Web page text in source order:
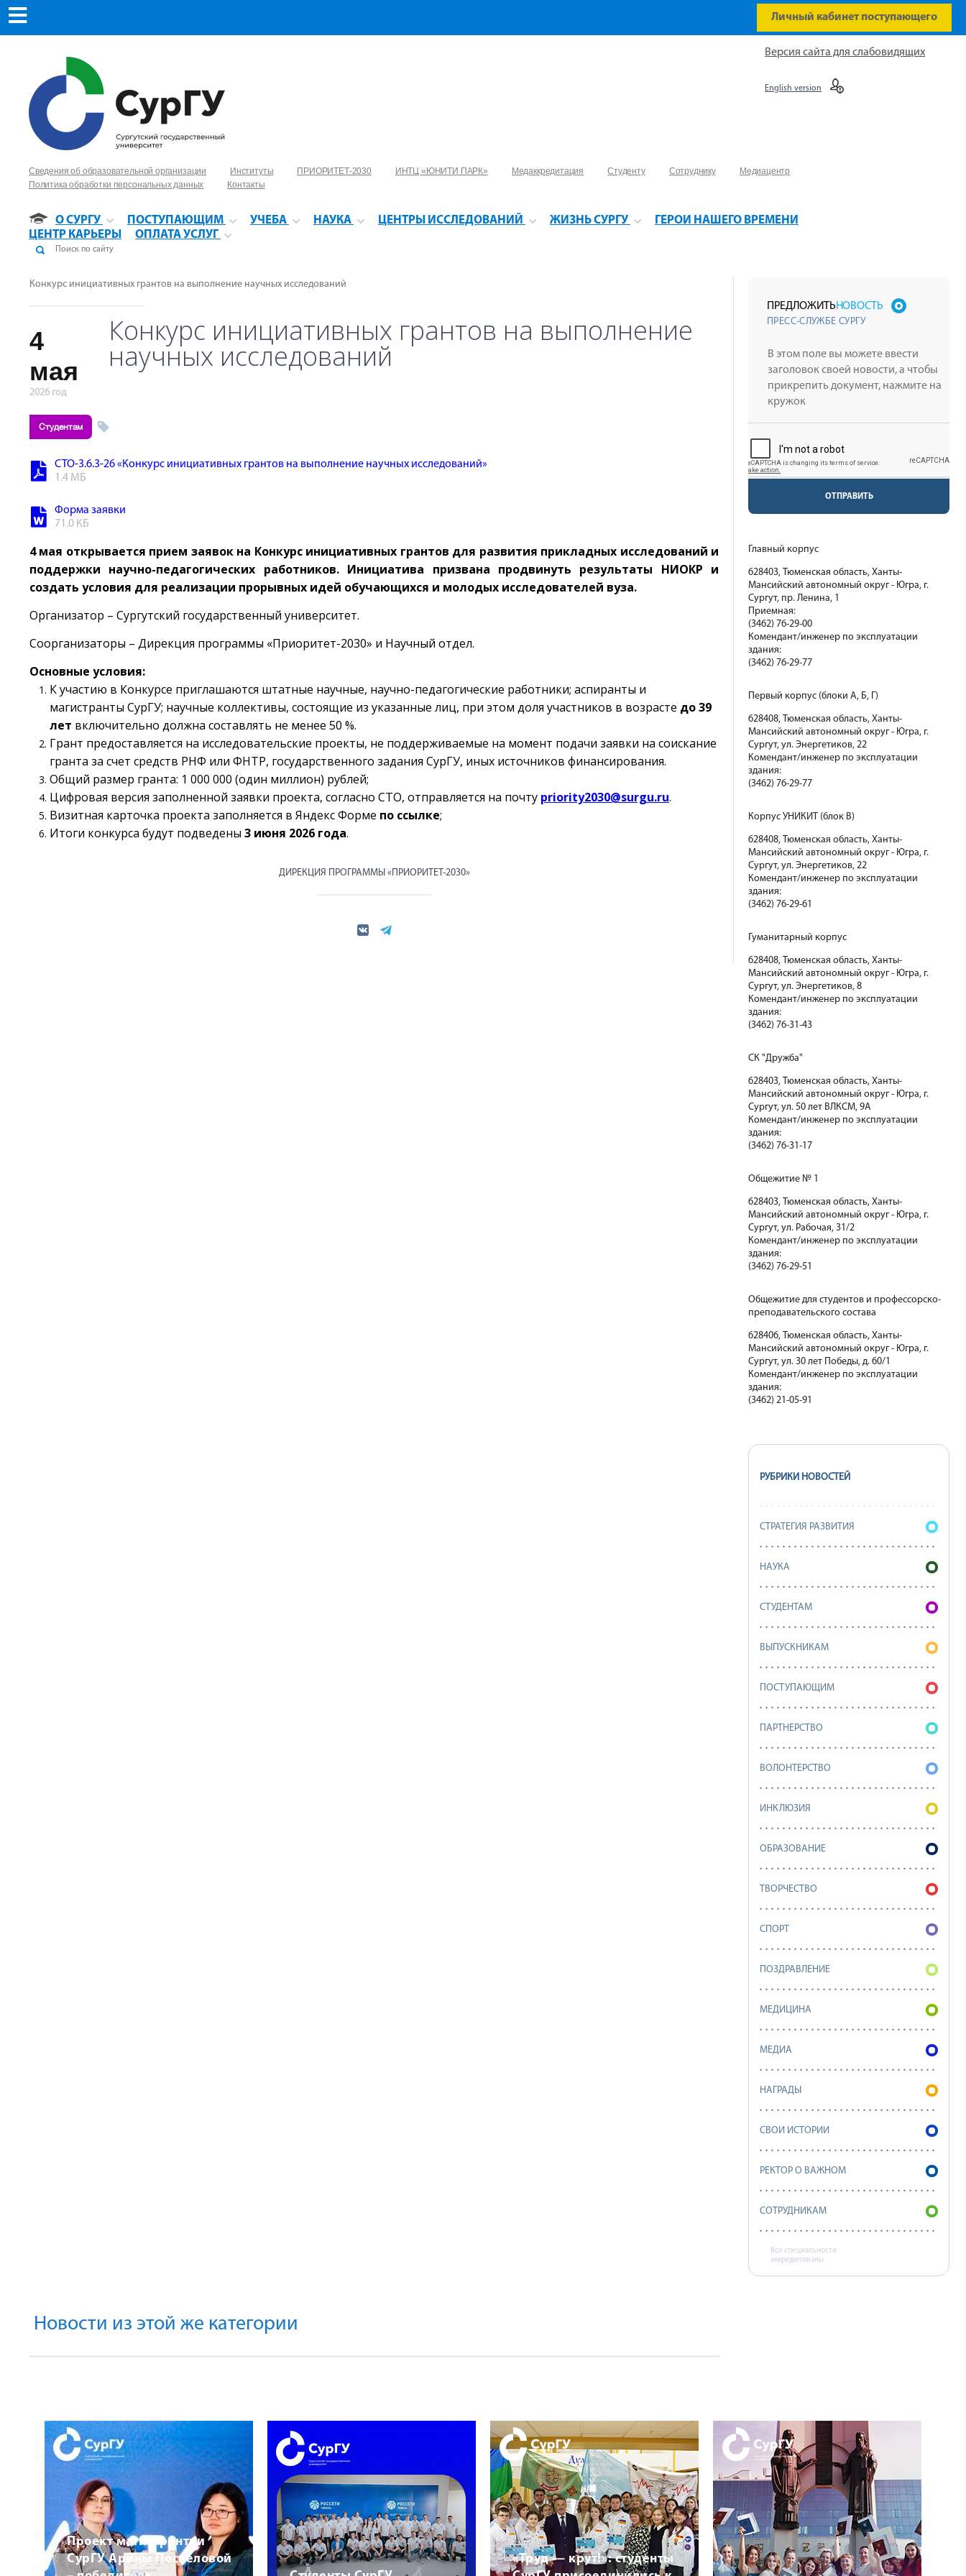
Личный кабинет поступающего
Сведения об образовательной организации Институты ПРИОРИТЕТ-2030 ИНТЦ «ЮНИТИ ПАРК» Медаккредитация Студенту Сотруднику
Медиацентр
Политика обработки персональных данных
Контакты
О СУРГУ ПОСТУПАЮЩИМ УЧЕБА НАУКА ЦЕНТРЫ ИССЛЕДОВАНИЙ ЖИЗНЬ СУРГУ
ГЕРОИ НАШЕГО ВРЕМЕНИ
ЦЕНТР КАРЬЕРЫ
ОПЛАТА УСЛУГ
Версия сайта для слабовидящих
English version
Конкурс инициативных грантов на выполнение научных исследований
4
мая
2026 год
Конкурс инициативных грантов на выполнение
научных исследований
Студентам
СТО-3.6.3-26 «Конкурс инициативных грантов на выполнение научных исследований»
1.4 МБ
Форма заявки
71.0 КБ
4 мая открывается прием заявок на Конкурс инициативных грантов для развития прикладных исследований и
поддержки научно-педагогических работников. Инициатива призвана продвинуть результаты НИОКР и
создать условия для реализации прорывных идей обучающихся и молодых исследователей вуза.
Организатор – Сургутский государственный университет.
Соорганизаторы – Дирекция программы «Приоритет-2030» и Научный отдел.
Основные условия:
К участию в Конкурсе приглашаются штатные научные, научно-педагогические работники; аспиранты и
магистранты СурГУ; научные коллективы, состоящие из указанные лиц, при этом доля участников в возрасте до 39
лет включительно должна составлять не менее 50 %.
Грант предоставляется на исследовательские проекты, не поддерживаемые на момент подачи заявки на соискание
гранта за счет средств РНФ или ФНТР, государственного задания СурГУ, иных источников финансирования.
Общий размер гранта: 1 000 000 (один миллион) рублей;
Цифровая версия заполненной заявки проекта, согласно СТО, отправляется на почту priority2030@surgu.ru.
Визитная карточка проекта заполняется в Яндекс Форме по ссылке;
Итоги конкурса будут подведены 3 июня 2026 года.
ДИРЕКЦИЯ ПРОГРАММЫ «ПРИОРИТЕТ-2030»
ПРЕДЛОЖИТЬНОВОСТЬ
ПРЕСС-СЛУЖБЕ СУРГУ
ОТПРАВИТЬ
Главный корпус
628403, Тюменская область, Ханты-
Мансийский автономный округ - Югра, г.
Сургут, пр. Ленина, 1
Приемная:
(3462) 76-29-00
Комендант/инженер по эксплуатации
здания:
(3462) 76-29-77
Первый корпус (блоки А, Б, Г)
628408, Тюменская область, Ханты-
Мансийский автономный округ - Югра, г.
Сургут, ул. Энергетиков, 22
Комендант/инженер по эксплуатации
здания:
(3462) 76-29-77
Корпус УНИКИТ (блок В)
628408, Тюменская область, Ханты-
Мансийский автономный округ - Югра, г.
Сургут, ул. Энергетиков, 22
Комендант/инженер по эксплуатации
здания:
(3462) 76-29-61
Гуманитарный корпус
628408, Тюменская область, Ханты-
Мансийский автономный округ - Югра, г.
Сургут, ул. Энергетиков, 8
Комендант/инженер по эксплуатации
здания:
(3462) 76-31-43
СК "Дружба"
628403, Тюменская область, Ханты-
Мансийский автономный округ - Югра, г.
Сургут, ул. 50 лет ВЛКСМ, 9А
Комендант/инженер по эксплуатации
здания:
(3462) 76-31-17
Общежитие № 1
628403, Тюменская область, Ханты-
Мансийский автономный округ - Югра, г.
Сургут, ул. Рабочая, 31/2
Комендант/инженер по эксплуатации
здания:
(3462) 76-29-51
Общежитие для студентов и профессорско-
преподавательского состава
628406, Тюменская область, Ханты-
Мансийский автономный округ - Югра, г.
Сургут, ул. 30 лет Победы, д. 60/1
Комендант/инженер по эксплуатации
здания:
(3462) 21-05-91
РУБРИКИ НОВОСТЕЙ
СТРАТЕГИЯ РАЗВИТИЯ
НАУКА
СТУДЕНТАМ
ВЫПУСКНИКАМ
ПОСТУПАЮЩИМ
ПАРТНЕРСТВО
ВОЛОНТЕРСТВО
ИНКЛЮЗИЯ
ОБРАЗОВАНИЕ
ТВОРЧЕСТВО
СПОРТ
ПОЗДРАВЛЕНИЕ
МЕДИЦИНА
МЕДИА
НАГРАДЫ
СВОИ ИСТОРИИ
РЕКТОР О ВАЖНОМ
СОТРУДНИКАМ
Все специальности
аккредитованы
Новости из этой же категории
Проект магистрантки
СурГУ Арины Поспеловой
«Труд — крут!»: студенты